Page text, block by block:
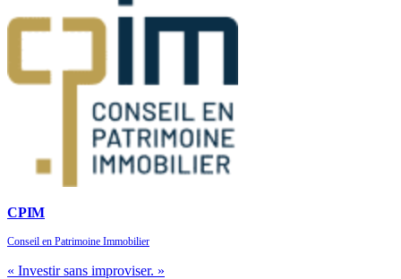
CPIM
Conseil en Patrimoine Immobilier
« Investir sans improviser. »